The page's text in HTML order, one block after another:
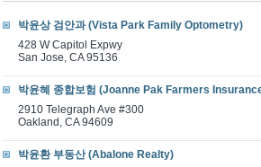
박윤상 검안과 (Vista Park Family Optometry)
428 W Capitol Expwy
San Jose, CA 95136
박윤혜 종합보험 (Joanne Pak Farmers
2910 Telegraph Ave #300
Oakland, CA 94609
박윤환 부동산 (Abalone Realty)